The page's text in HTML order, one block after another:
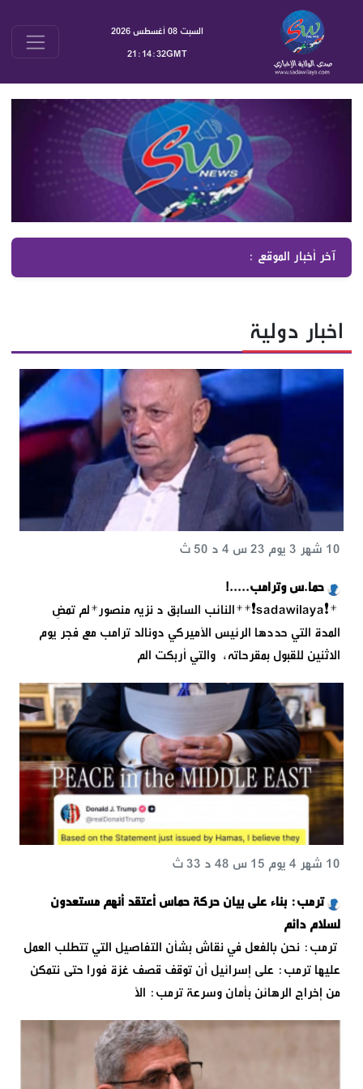
السبت 08 أغسطس 2026
21:14:33GMT
آخر أخبار الموقع :
اخبار دولية
حما.س وترامب.....!
10 شهر 3 يوم 23 س 4 د 50 ث
*❗️sadawilaya❗**النائب السابق د نزيه منصور*لم تمضِ
المدة التي حددها الرئيس الأميركي دونالد ترامب مع فجر يوم
الاثنين للقبول بمقرحاته، والتي أربكت الم
ترمب: بناء على بيان حركة حماس أعتقد أنهم مستعدون
لسلام دائم
10 شهر 4 يوم 15 س 48 د 33 ث
ترمب: نحن بالفعل في نقاش بشأن التفاصيل التي تتطلب العمل
عليها ترمب: على إسرائيل أن توقف قصف غزة فورا حتى نتمكن
من إخراج الرهائن بأمان وسرعة ترمب: الأ